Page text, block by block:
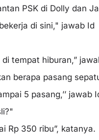
PSK di Dolly dan
di sini," jawab Id
tempat hiburan,”
berapa pasang
5 pasang,’’ jawab
Rp 350 ribu”, katanya.